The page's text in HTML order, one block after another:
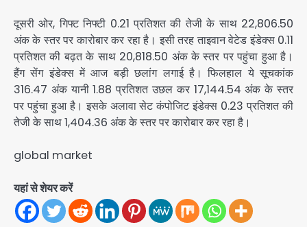
दूसरी ओर, गिफ्ट निफ्टी 0.21 प्रतिशत की तेजी के साथ 22,806.50
अंक के स्तर पर कारोबार कर रहा है। इसी तरह ताइवान वेटेड इंडेक्स 0.11
प्रतिशत की बढ़त के साथ 20,818.50 अंक के स्तर पर पहुंचा हुआ है।
हैंग सेंग इंडेक्स में आज बड़ी छलांग लगाई है। फिलहाल ये सूचकांक
316.47 अंक यानी 1.88 प्रतिशत उछल कर 17,144.54 अंक के स्तर
पर पहुंचा हुआ है। इसके अलावा सेट कंपोजिट इंडेक्स 0.23 प्रतिशत की
तेजी के साथ 1,404.36 अंक के स्तर पर कारोबार कर रहा है।
global market
यहां से शेयर करें